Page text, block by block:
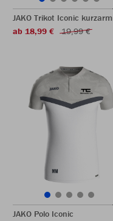
JAKO Trikot Iconic kurzarm
ab 18,99 €
19,99 €
JAKO Polo Iconic